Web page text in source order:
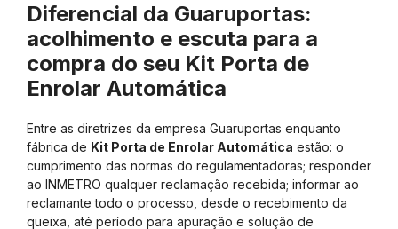
Diferencial da Guaruportas:
acolhimento e escuta para a
compra do seu Kit Porta de
Enrolar Automática
Entre as diretrizes da empresa Guaruportas enquanto
fábrica de Kit Porta de Enrolar Automática estão: o
cumprimento das normas do regulamentadoras; responder
ao INMETRO qualquer reclamação recebida; informar ao
reclamante todo o processo, desde o recebimento da
queixa, até período para apuração e solução de